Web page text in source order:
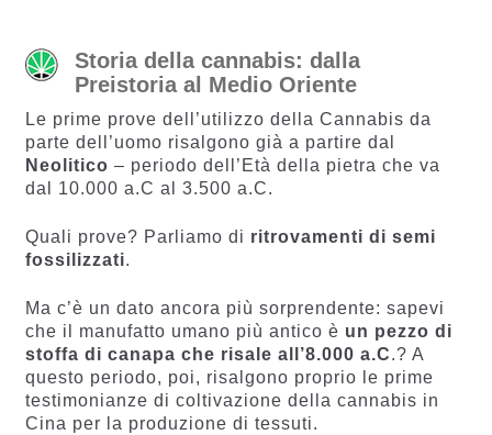
Storia della cannabis: dalla
Preistoria al Medio Oriente
Le prime prove dell’utilizzo della Cannabis da
parte dell’uomo risalgono già a partire dal
Neolitico – periodo dell’Età della pietra che va
dal 10.000 a.C al 3.500 a.C.
Quali prove? Parliamo di ritrovamenti di semi
fossilizzati.
Ma c’è un dato ancora più sorprendente: sapevi
che il manufatto umano più antico è un pezzo di
stoffa di canapa che risale all’8.000 a.C.? A
questo periodo, poi, risalgono proprio le prime
testimonianze di coltivazione della cannabis in
Cina per la produzione di tessuti.